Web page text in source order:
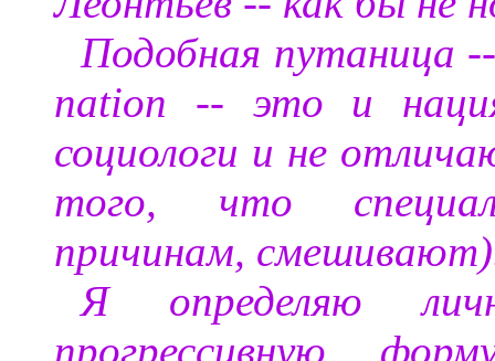
Подобная путаница
nation -- это и
социологи и не
того, что
причинам,
Я определяю
прогрессивную